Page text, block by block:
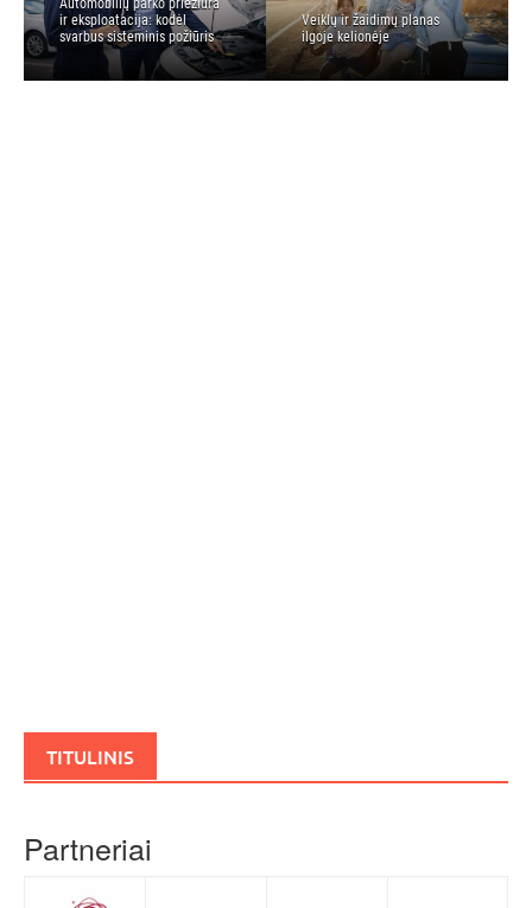
Automobilių parko priežiūra
ir eksploatacija: kodėl
svarbus sisteminis požiūris
Veiklų ir žaidimų planas
ilgoje kelionėje
TITULINIS
Partneriai